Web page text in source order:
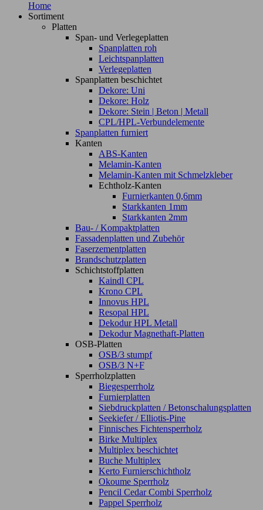
Home
Sortiment
Platten
Span- und Verlegeplatten
Spanplatten roh
Leichtspanplatten
Verlegeplatten
Spanplatten beschichtet
Dekore: Uni
Dekore: Holz
Dekore: Stein | Beton | Metall
CPL/HPL-Verbundelemente
Spanplatten furniert
Kanten
ABS-Kanten
Melamin-Kanten
Melamin-Kanten mit Schmelzkleber
Echtholz-Kanten
Furnierkanten 0,6mm
Starkkanten 1mm
Starkkanten 2mm
Bau- / Kompaktplatten
Fassadenplatten und Zubehör
Faserzementplatten
Brandschutzplatten
Schichtstoffplatten
Kaindl CPL
Krono CPL
Innovus HPL
Resopal HPL
Dekodur HPL Metall
Dekodur Magnethaft-Platten
OSB-Platten
OSB/3 stumpf
OSB/3 N+F
Sperrholzplatten
Biegesperrholz
Furnierplatten
Siebdruckplatten / Betonschalungsplatten
Seekiefer / Elliotis-Pine
Finnisches Fichtensperrholz
Birke Multiplex
Multiplex beschichtet
Buche Multiplex
Kerto Furnierschichtholz
Okoume Sperrholz
Pencil Cedar Combi Sperrholz
Pappel Sperrholz